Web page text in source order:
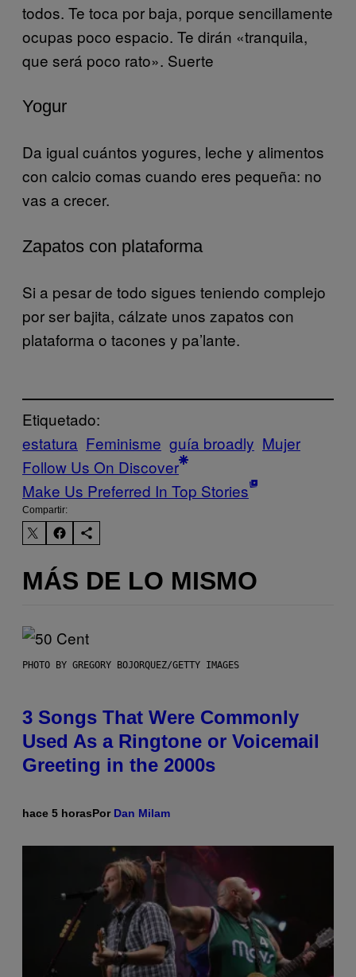
todos. Te toca por baja, porque sencillamente
ocupas poco espacio. Te dirán «tranquila,
que será poco rato». Suerte
Yogur
Da igual cuántos yogures, leche y alimentos
con calcio comas cuando eres pequeña: no
vas a crecer.
Zapatos con plataforma
Si a pesar de todo sigues teniendo complejo
por ser bajita, cálzate unos zapatos con
plataforma o tacones y pa’lante.
Etiquetado:
estatura Feminisme guía broadly Mujer
Follow Us On Discover
Make Us Preferred In Top Stories
Compartir:
MÁS DE LO MISMO
PHOTO BY GREGORY BOJORQUEZ/GETTY IMAGES
3 Songs That Were Commonly
Used As a Ringtone or Voicemail
Greeting in the 2000s
hace 5 horasPor Dan Milam